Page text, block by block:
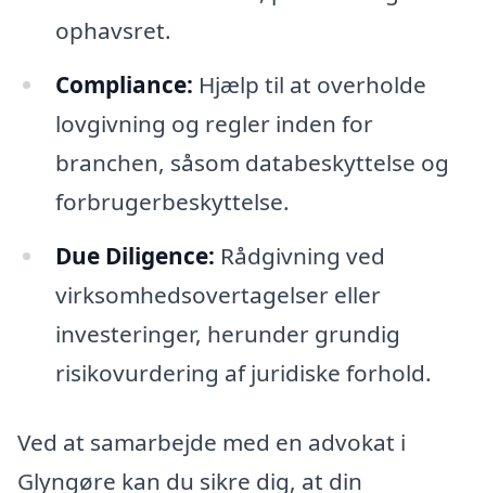
ophavsret.
Compliance: Hjælp til at overholde
lovgivning og regler inden for
branchen, såsom databeskyttelse og
forbrugerbeskyttelse.
Due Diligence: Rådgivning ved
virksomhedsovertagelser eller
investeringer, herunder grundig
risikovurdering af juridiske forhold.
Ved at samarbejde med en advokat i
Glyngøre kan du sikre dig, at din